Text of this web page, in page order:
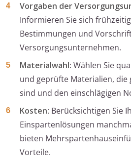
Vorgaben der
Informieren Sie sich
Bestimmungen und
Versorgungsunternehmen.
Materialwahl: Wählen Sie
und geprüfte Materialien, die
sind und den einschlägigen
Kosten: Berücksichtigen Sie
Einspartenlösungen
bieten
Vorteile.